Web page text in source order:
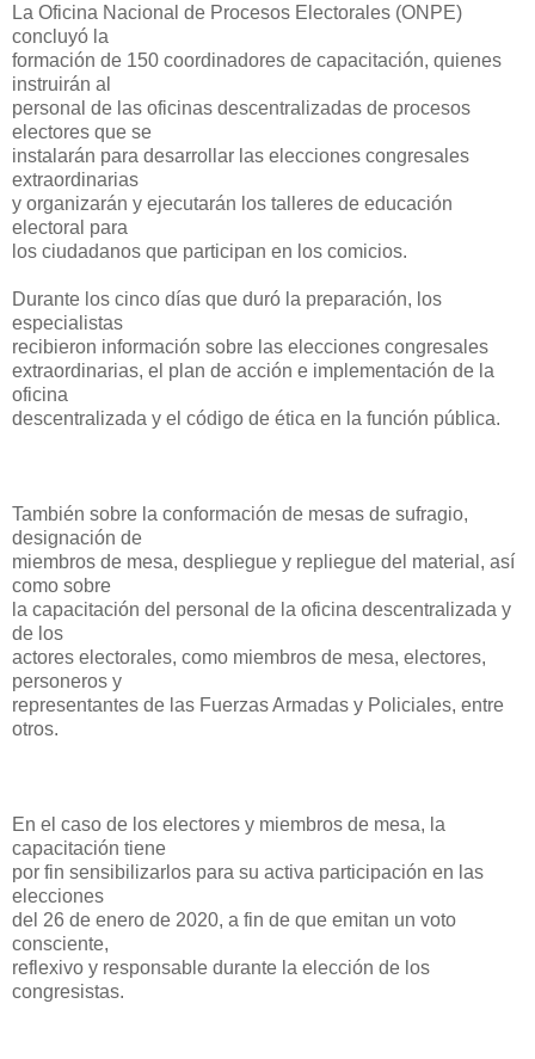
La Oficina Nacional de Procesos Electorales (ONPE)
concluyó la
formación de 150 coordinadores de capacitación, quienes
instruirán al
personal de las oficinas descentralizadas de procesos
electores que se
instalarán para desarrollar las elecciones congresales
extraordinarias
y organizarán y ejecutarán los talleres de educación
electoral para
los ciudadanos que participan en los comicios.
Durante los cinco días que duró la preparación, los
especialistas
recibieron información sobre las elecciones congresales
extraordinarias, el plan de acción e implementación de la
oficina
descentralizada y el código de ética en la función pública.
También sobre la conformación de mesas de sufragio,
designación de
miembros de mesa, despliegue y repliegue del material, así
como sobre
la capacitación del personal de la oficina descentralizada y
de los
actores electorales, como miembros de mesa, electores,
personeros y
representantes de las Fuerzas Armadas y Policiales, entre
otros.
En el caso de los electores y miembros de mesa, la
capacitación tiene
por fin sensibilizarlos para su activa participación en las
elecciones
del 26 de enero de 2020, a fin de que emitan un voto
consciente,
reflexivo y responsable durante la elección de los
congresistas.